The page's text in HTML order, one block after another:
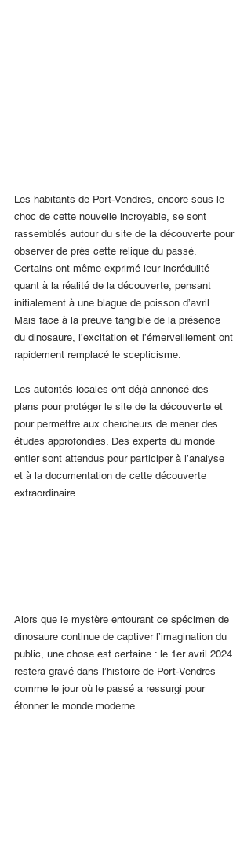
Les habitants de Port-Vendres, encore sous le
choc de cette nouvelle incroyable, se sont
rassemblés autour du site de la découverte pour
observer de près cette relique du passé.
Certains ont même exprimé leur incrédulité
quant à la réalité de la découverte, pensant
initialement à une blague de poisson d’avril.
Mais face à la preuve tangible de la présence
du dinosaure, l’excitation et l’émerveillement ont
rapidement remplacé le scepticisme.
Les autorités locales ont déjà annoncé des
plans pour protéger le site de la découverte et
pour permettre aux chercheurs de mener des
études approfondies. Des experts du monde
entier sont attendus pour participer à l’analyse
et à la documentation de cette découverte
extraordinaire.
Alors que le mystère entourant ce spécimen de
dinosaure continue de captiver l’imagination du
public, une chose est certaine : le 1er avril 2024
restera gravé dans l’histoire de Port-Vendres
comme le jour où le passé a ressurgi pour
étonner le monde moderne.